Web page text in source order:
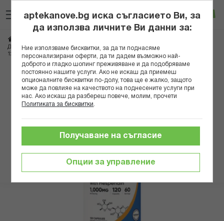
към
съдържанието
Вход
Диосмин 500 mg + хесперидин 500 mg – За здрави вени и кръвообращение,
120 капсули
Преминете
края
галерията
изображенията
aptekanove.bg иска съгласието Ви, за
да използва личните Ви данни за:
Ние използваме бисквитки, за да ти поднасяме
персонализирани оферти, да ти дадем възможно най-
доброто и гладко шопинг преживяване и да подобряваме
постоянно нашите услуги. Ако не искаш да приемеш
опционалните бисквитки по-долу, това ще е жалко, защото
може да повлияе на качеството на поднесените услуги при
нас. Ако искаш да разбереш повече, молим, прочети
Политиката за бисквитки
Опции за управление
Получаване на съгласие